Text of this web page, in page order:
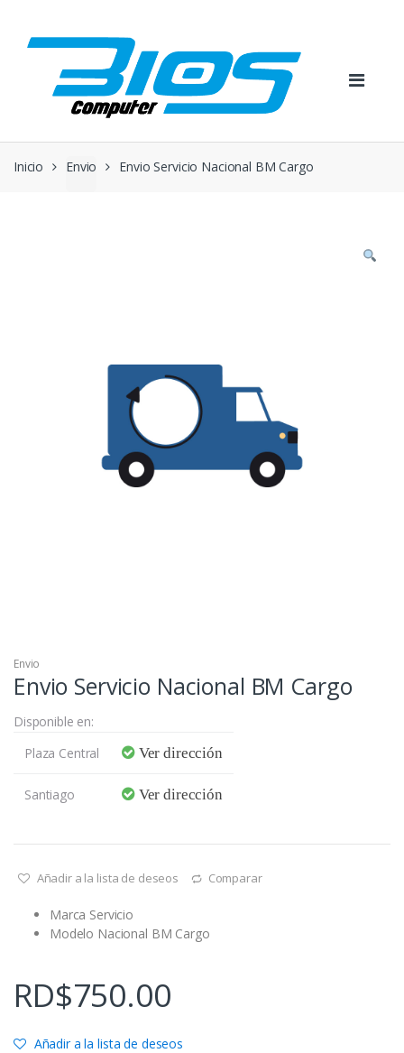
navigation
content
Inicio Envio Envio Servicio Nacional BM Cargo
Envio
Envio Servicio Nacional BM Cargo
Disponible en:
Plaza Central
Ver dirección
Santiago Ver dirección
Añadir a la lista de deseos Comparar
Marca Servicio
Modelo Nacional BM Cargo
RD$750.00
Añadir a la lista de deseos